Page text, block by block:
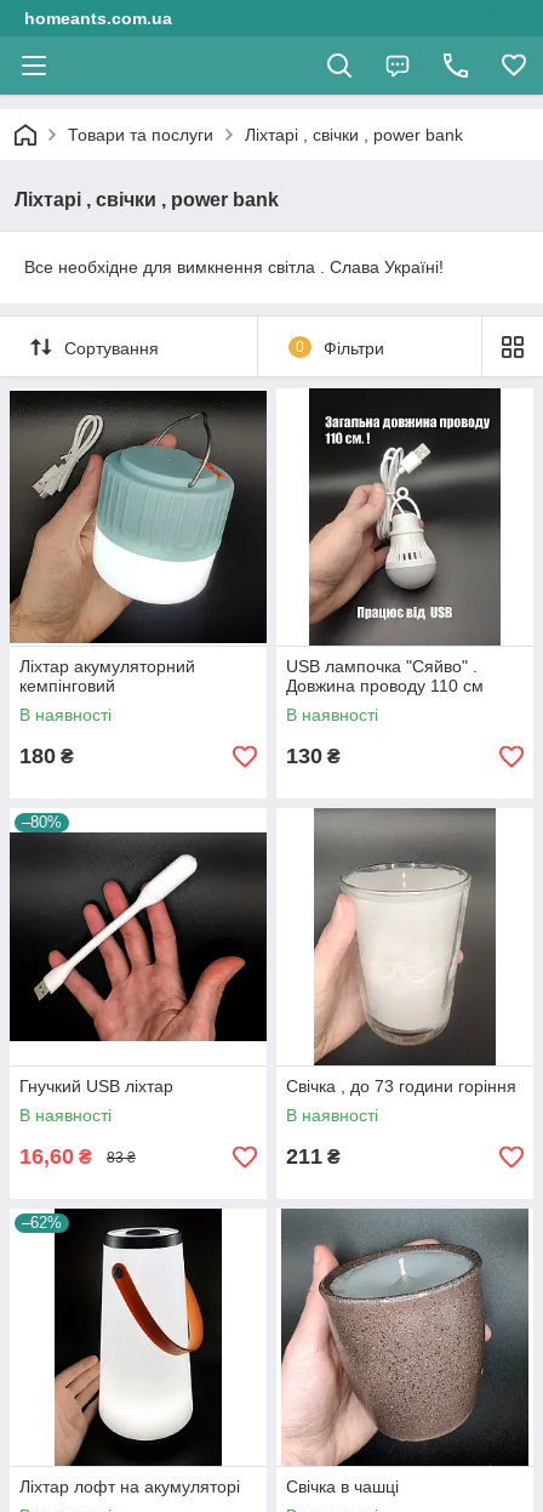
homeants.com.ua
Товари та послуги Ліхтарі , свічки , power bank
Ліхтарі , свічки , power bank
Все необхідне для вимкнення світла . Слава Україні!
Сортування 0 Фільтри
Ліхтар акумуляторний
кемпінговий
В наявності
180 ₴
USB лампочка "Сяйво" .
Довжина проводу 110 см
В наявності
130 ₴
–80%
Гнучкий USB ліхтар
В наявності
16,60 ₴ 83 ₴
Свічка , до 73 години горіння
В наявності
211 ₴
–62%
Ліхтар лофт на акумуляторі
Свічка в чашці